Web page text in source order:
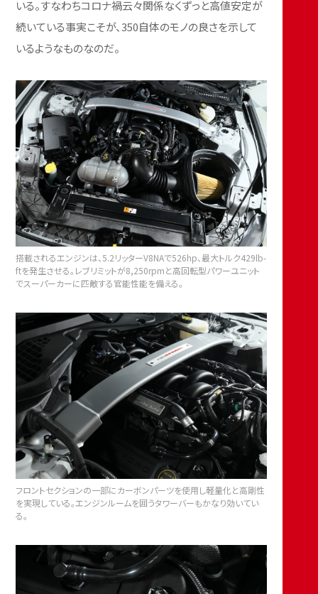
いる。すなわちコロナ禍云々関係なくずっと高値安定が
続いている事実こそが、350自体のモノの良さを示して
いるようなものなのだ。
搭載されるエンジンは、5.2リッターV8NAで526hp、最大トルク429lb-
ftを発生させる。レブリミットが8,250rpmと高回転型パワーユニット
でスーパーカーに匹敵する官能性能を備える。
フロントセクションの一部にカーボンパーツを使用し軽量化と高剛性
を実現している。エンジンルームを囲うタワーバーもかなり効いてい
る。